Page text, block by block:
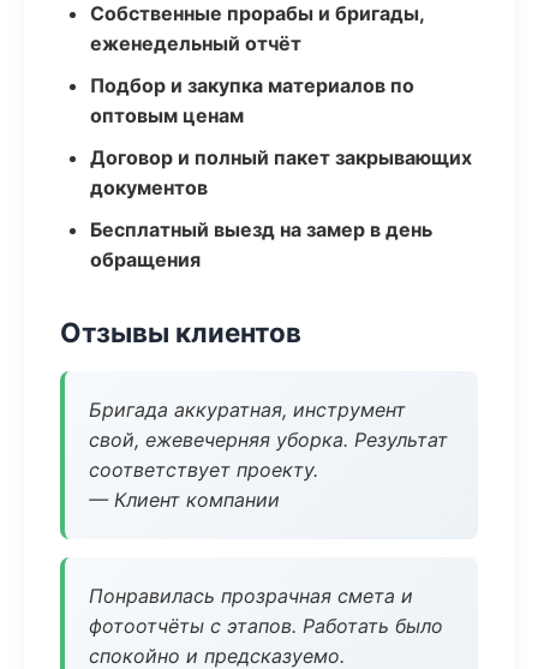
Собственные прорабы и бригады,
еженедельный отчёт
Подбор и закупка материалов по
оптовым ценам
Договор и полный пакет закрывающих
документов
Бесплатный выезд на замер в день
обращения
Отзывы клиентов
Бригада аккуратная, инструмент
свой, ежевечерняя уборка. Результат
соответствует проекту.
— Клиент компании
Понравилась прозрачная смета и
фотоотчёты с этапов. Работать было
спокойно и предсказуемо.